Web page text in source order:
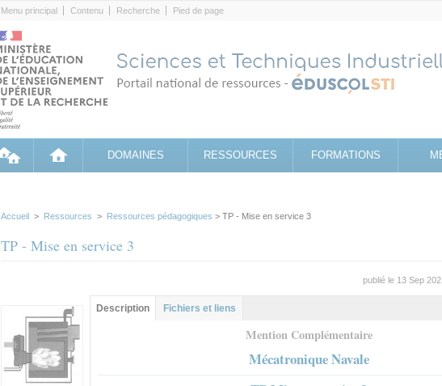
Menu principal Contenu Recherche Pied de page
DOMAINES RESSOURCES FORMATIONS
Accueil > Ressources > Ressources pédagogiques > TP - Mise en service 3
TP - Mise en service 3
publié le 13 Sep
Contenu principal
Description (onglet
actif)
Fichiers et liens
Mention Complémentaire
Mécatronique Navale